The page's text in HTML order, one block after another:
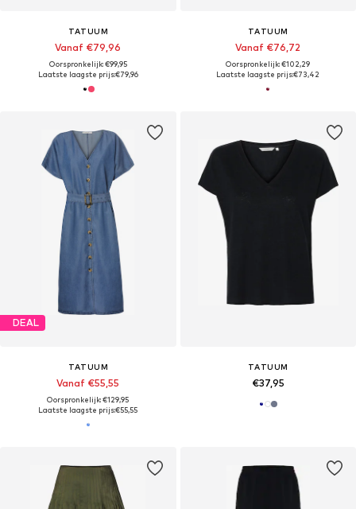
TATUUM
Vanaf €79,96
Oorspronkelijk: €99,95
Laatste laagste prijs:€79,96
TATUUM
Vanaf €76,72
Oorspronkelijk: €102,29
Laatste laagste prijs:€73,42
DEAL
TATUUM
Vanaf €55,55
Oorspronkelijk: €129,95
Laatste laagste prijs:€55,55
TATUUM
€37,95